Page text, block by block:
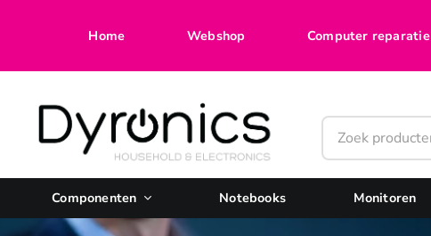
Home Webshop Computer reparatie
Componenten Notebooks Monitoren